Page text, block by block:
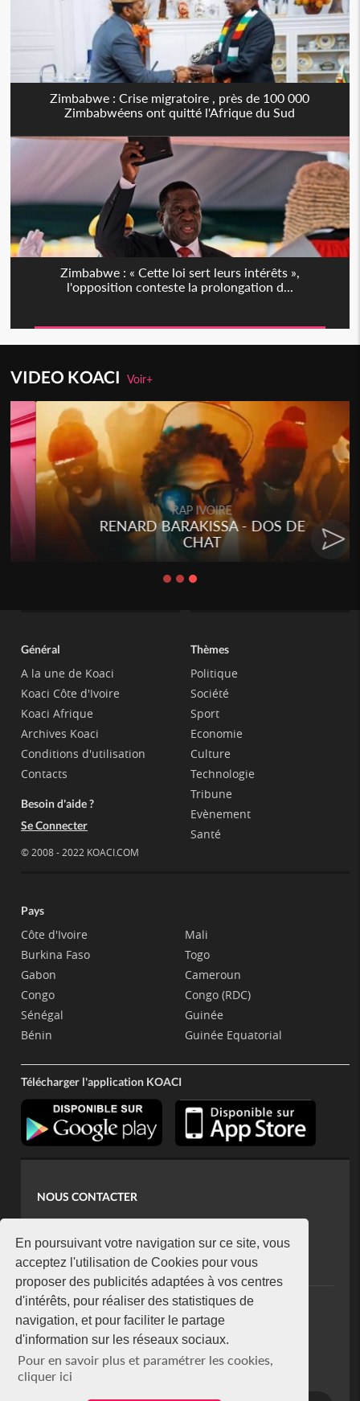
En poursuivant votre navigation sur ce site, vous
acceptez l'utilisation de Cookies pour vous
proposer des publicités adaptées à vos centres
d'intérêts, pour réaliser des statistiques de
navigation, et pour faciliter le partage
d'information sur les réseaux sociaux.
Pour en savoir plus et paramétrer les cookies,
cliquer ici
Zimbabwe : Crise migratoire , près de 100 000
Zimbabwéens ont quitté l'Afrique du Sud
Zimbabwe : « Cette loi sert leurs intérêts »,
l'opposition conteste la prolongation d...
VIDEO KOACIVoir+
RAP IVOIRE
RENARD BARAKISSA - DOS DE
CHAT
Général
A la une de Koaci
Koaci Côte d'Ivoire
Koaci Afrique
Archives Koaci
Conditions d'utilisation
Contacts
Besoin d'aide ?
Se Connecter
© 2008 - 2022 KOACI.COM
Thèmes
Politique
Société
Sport
Economie
Culture
Technologie
Tribune
Evènement
Santé
Pays
Côte d'Ivoire
Burkina Faso
Gabon
Congo
Sénégal
Bénin
Mali
Togo
Cameroun
Congo (RDC)
Guinée
Guinée Equatorial
Télécharger l'application KOACI
NOUS CONTACTER
koaci@yahoo.fr
+225 07 08 85 52 93
NEWSLETTER
Restez connecté via notre newsletter
S'abonner
Se désabonner